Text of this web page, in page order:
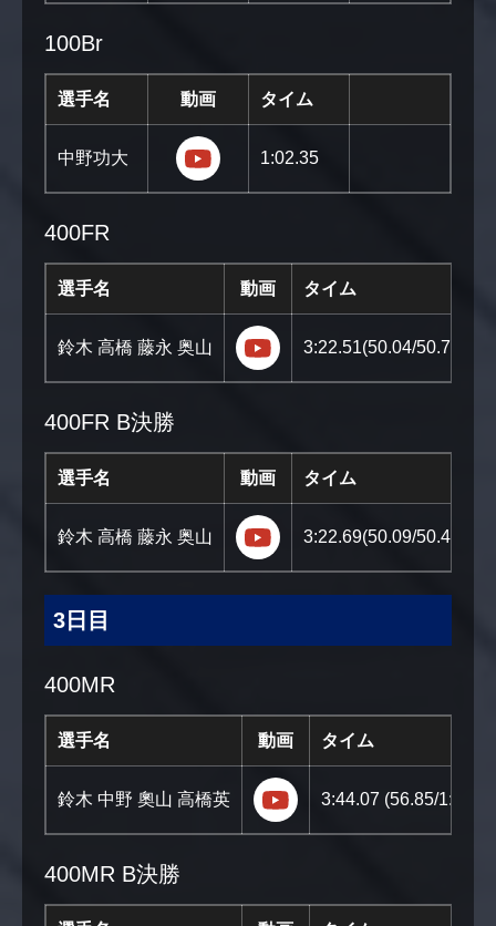
100Br
選手名 動画 タイム
中野功大 https://youtu.be/
1:02.35
400FR
選手名 動画 タイム
鈴木 高橋 藤永 奥山 https://youtu.be/
3:22.51(50.04/50.76/
400FR B決勝
選手名 動画 タイム
鈴木 高橋 藤永 奥山 https://youtu.be/
3:22.69(50.09/50.49/
3日目
400MR
選手名 動画 タイム
鈴木 中野 奧山 高橋英 https://youtu.be/
3:44.07 (56.85/
400MR B決勝